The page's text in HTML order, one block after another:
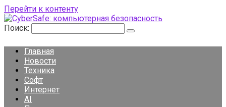
Перейти к контенту
Поиск:
Главная
Новости
Техника
Софт
Интернет
AI